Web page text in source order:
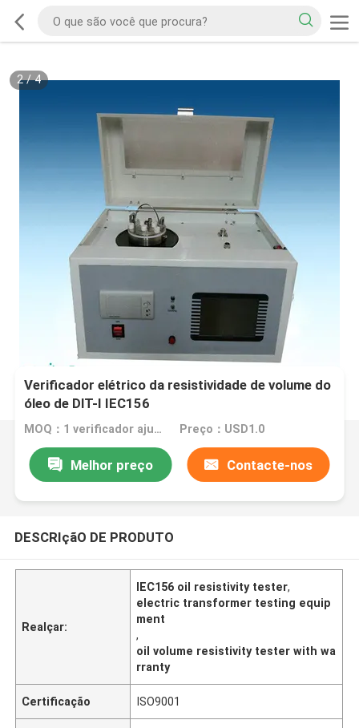
2/4
Verificador elétrico da resistividade de volume do
óleo de DlT-I IEC156
MOQ：1 verificador ajustado do relé Preço：USD1.0
Melhor preço Contacte-nos
DESCRIçãO DE PRODUTO
Realçar:
IEC156 oil resistivity tester,
electric transformer testing equip
ment
,
oil volume resistivity tester with wa
rranty
Certificação ISO9001